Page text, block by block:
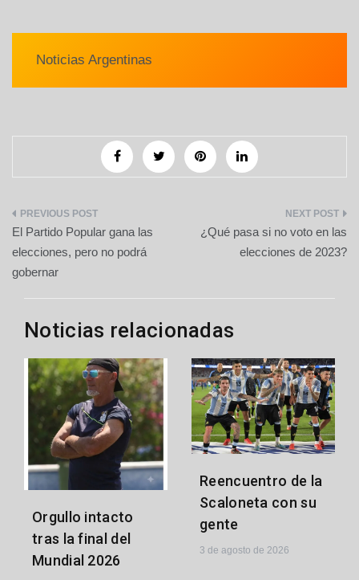
Noticias Argentinas
Navegación
de
entradas
El Partido Popular gana las
elecciones, pero no podrá
gobernar
¿Qué pasa si no voto en las
elecciones de 2023?
Noticias relacionadas
Orgullo intacto
tras la final del
Mundial 2026
Reencuentro de la
Scaloneta con su
gente
3 de agosto de 2026